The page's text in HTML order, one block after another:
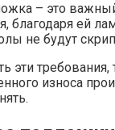
– это
благодаря ей
не будут
эти требования,
износа